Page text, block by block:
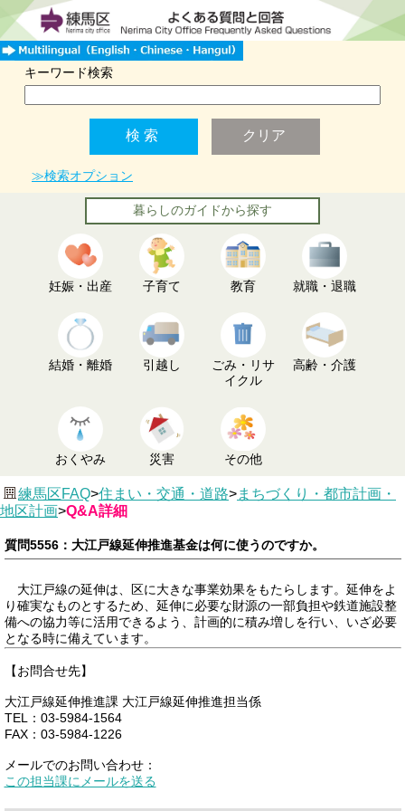
キーワード検索
≫検索オプション
暮らしのガイドから探す
妊娠・出産 子育て 教育 就職・退職
結婚・離婚 引越し
ごみ・リサ
イクル
高齢・介護
おくやみ 災害 その他
練馬区FAQ>住まい・交通・道路>まちづくり・都市計画・
地区計画>Q&A詳細
質問5556：大江戸線延伸推進基金は何に使うのですか。
大江戸線の延伸は、区に大きな事業効果をもたらします。延伸をよ
り確実なものとするため、延伸に必要な財源の一部負担や鉄道施設整
備への協力等に活用できるよう、計画的に積み増しを行い、いざ必要
となる時に備えています。
【お問合せ先】
大江戸線延伸推進課 大江戸線延伸推進担当係
TEL：03-5984-1564
FAX：03-5984-1226
メールでのお問い合わせ：
この担当課にメールを送る